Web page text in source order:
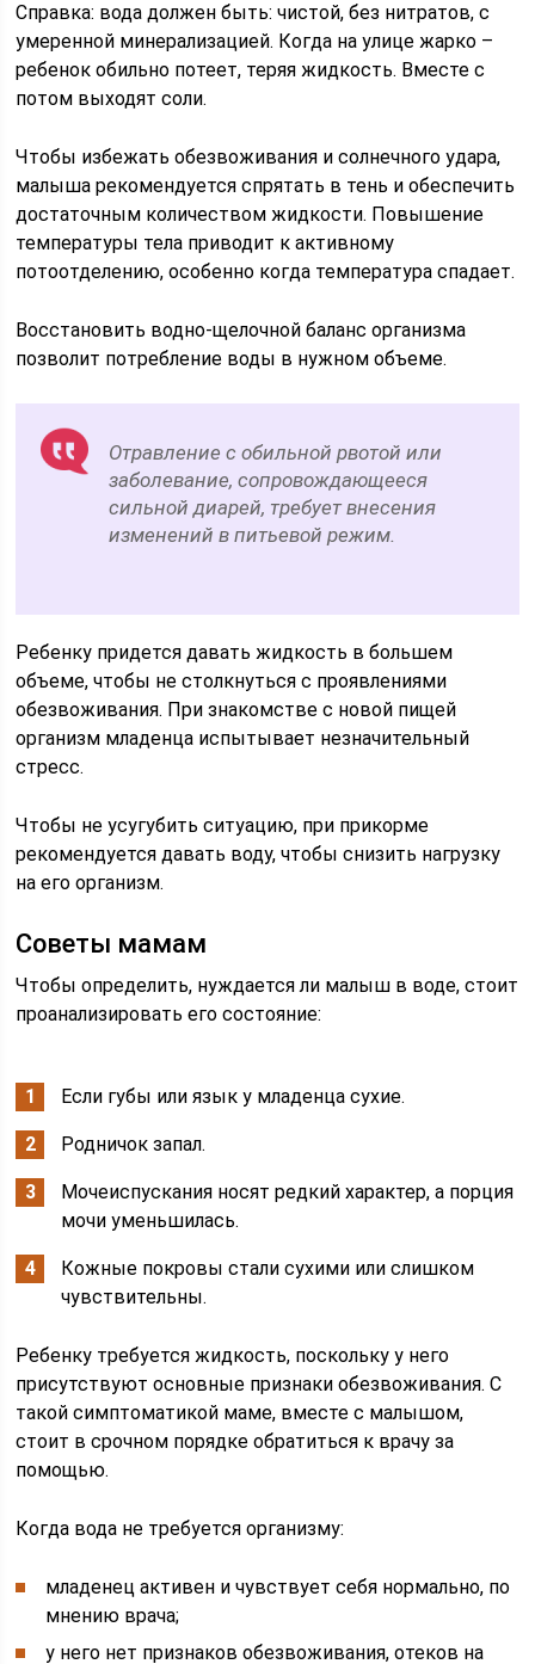
Справка: вода должен быть: чистой, без нитратов, с
умеренной минерализацией. Когда на улице жарко –
ребенок обильно потеет, теряя жидкость. Вместе с
потом выходят соли.
Чтобы избежать обезвоживания и солнечного удара,
малыша рекомендуется спрятать в тень и обеспечить
достаточным количеством жидкости. Повышение
температуры тела приводит к активному
потоотделению, особенно когда температура спадает.
Восстановить водно-щелочной баланс организма
позволит потребление воды в нужном объеме.
Отравление с обильной рвотой или
заболевание, сопровождающееся
сильной диарей, требует внесения
изменений в питьевой режим.
Ребенку придется давать жидкость в большем
объеме, чтобы не столкнуться с проявлениями
обезвоживания. При знакомстве с новой пищей
организм младенца испытывает незначительный
стресс.
Чтобы не усугубить ситуацию, при прикорме
рекомендуется давать воду, чтобы снизить нагрузку
на его организм.
Советы мамам
Чтобы определить, нуждается ли малыш в воде, стоит
проанализировать его состояние:
Если губы или язык у младенца сухие.
Родничок запал.
Мочеиспускания носят редкий характер, а порция
мочи уменьшилась.
Кожные покровы стали сухими или слишком
чувствительны.
Ребенку требуется жидкость, поскольку у него
присутствуют основные признаки обезвоживания. С
такой симптоматикой маме, вместе с малышом,
стоит в срочном порядке обратиться к врачу за
помощью.
Когда вода не требуется организму:
младенец активен и чувствует себя нормально, по
мнению врача;
у него нет признаков обезвоживания, отеков на